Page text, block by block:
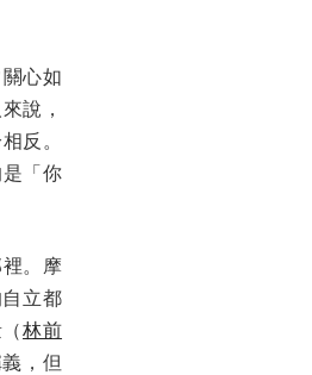
心如
說，
反。
「你
。摩
立都
林前
，但